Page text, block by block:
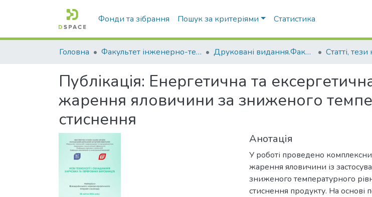
Фонди та зібрання Пошук за критеріями Статистика
Головна Факультет інженерно-технологічний Друковані видання.Факультет інженерно-технологічний
Публікація: Енергетична та
жарення яловичини за зниженого
стиснення
Анотація
У роботі проведено
жарення яловичини із
зниженого температурного
стиснення продукту. На основі